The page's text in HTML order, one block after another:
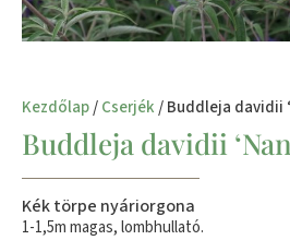
Kezdőlap/Cserjék/ Buddleja davidii
Buddleja davidii
Kék törpe nyáriorgona
1-1,5m magas, lombhullató.